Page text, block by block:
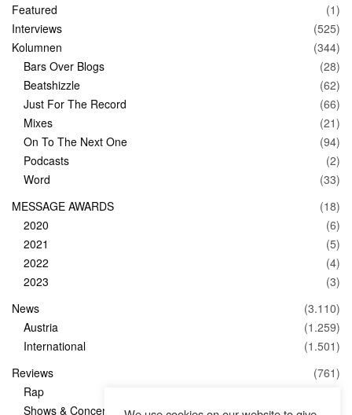
Featured
(1)
Interviews
(525)
Kolumnen
(344)
Bars Over Blogs
(28)
Beatshizzle
(62)
Just For The Record
(66)
Mixes
(21)
On To The Next One
(94)
Podcasts
(2)
Word
(33)
MESSAGE AWARDS
(18)
2020
(6)
2021
(5)
2022
(4)
2023
(3)
News
(3.110)
Austria
(1.259)
International
(1.501)
Reviews
(761)
Rap
Shows & Concerts
(347)